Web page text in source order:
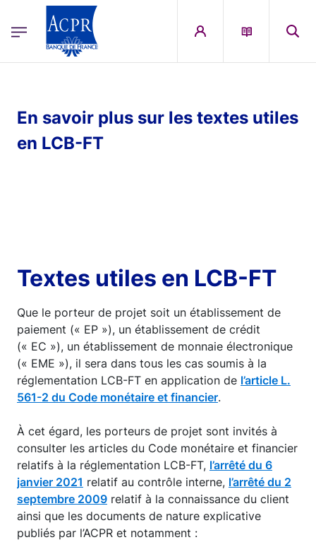
ACPR Menu Principal (French)
En savoir plus sur les textes utiles
en LCB-FT
Textes utiles en LCB-FT
Que le porteur de projet soit un établissement de
paiement (« EP »), un établissement de crédit
(« EC »), un établissement de monnaie électronique
(« EME »), il sera dans tous les cas soumis à la
réglementation LCB-FT en application de l’article L.
561-2 du Code monétaire et financier.
À cet égard, les porteurs de projet sont invités à
consulter les articles du Code monétaire et financier
relatifs à la réglementation LCB-FT, l’arrêté du 6
janvier 2021 relatif au contrôle interne, l’arrêté du 2
septembre 2009 relatif à la connaissance du client
ainsi que les documents de nature explicative
publiés par l’ACPR et notamment :